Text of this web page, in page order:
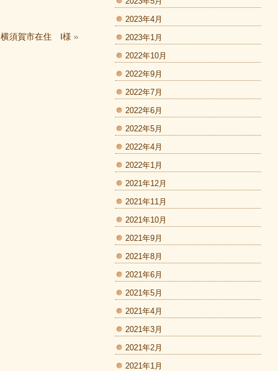
横須賀市在住 I様 »
2023年4月
2023年1月
2022年10月
2022年9月
2022年7月
2022年6月
2022年5月
2022年4月
2022年1月
2021年12月
2021年11月
2021年10月
2021年9月
2021年8月
2021年6月
2021年5月
2021年4月
2021年3月
2021年2月
2021年1月